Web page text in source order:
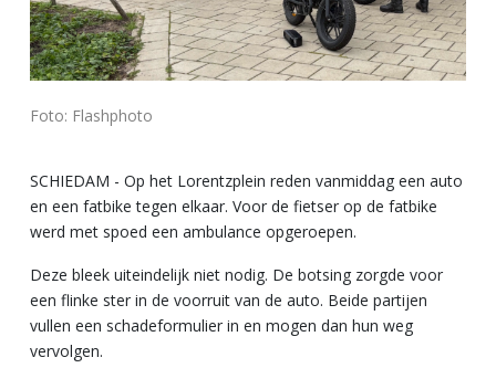
Foto: Flashphoto
SCHIEDAM - Op het Lorentzplein reden vanmiddag een auto
en een fatbike tegen elkaar. Voor de fietser op de fatbike
werd met spoed een ambulance opgeroepen.
Deze bleek uiteindelijk niet nodig. De botsing zorgde voor
een flinke ster in de voorruit van de auto. Beide partijen
vullen een schadeformulier in en mogen dan hun weg
vervolgen.